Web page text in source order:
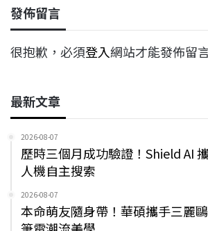
發佈留言
很抱歉，必須登入網站才能發佈留
最新文章
2026-08-07
歷時三個月成功驗證！Shield AI
人機自主搜索
2026-08-07
本命萌友隨身帶！華碩攜手三麗